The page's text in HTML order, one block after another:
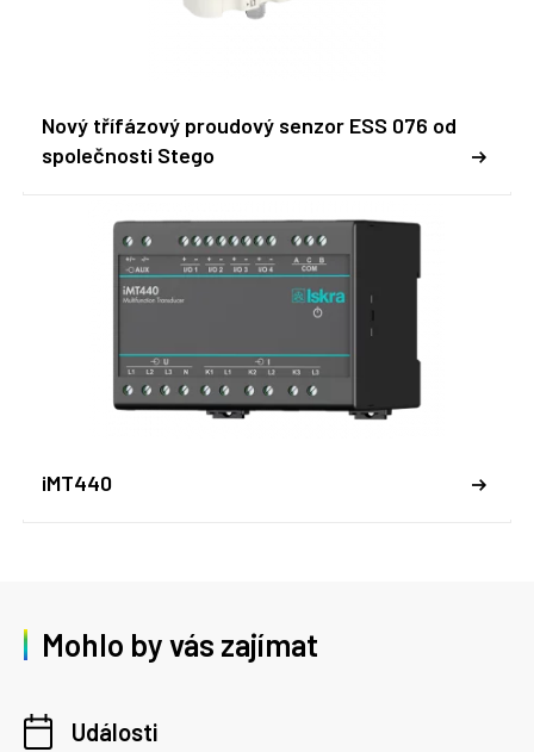
Nový třífázový proudový senzor ESS 076 od
společnosti Stego
iMT440
Mohlo by vás zajímat
Události